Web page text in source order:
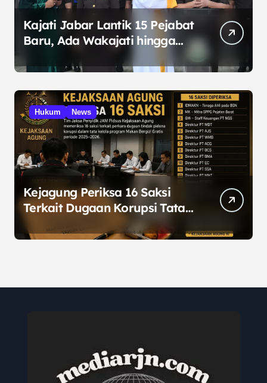
Kajati Jabar Lantik 15 Pejabat
Baru, Ada Wakajati hingga
Hukum News
Kejagung Periksa 16 Saksi
Terkait Dugaan Korupsi Tata
Kelola Program MBG